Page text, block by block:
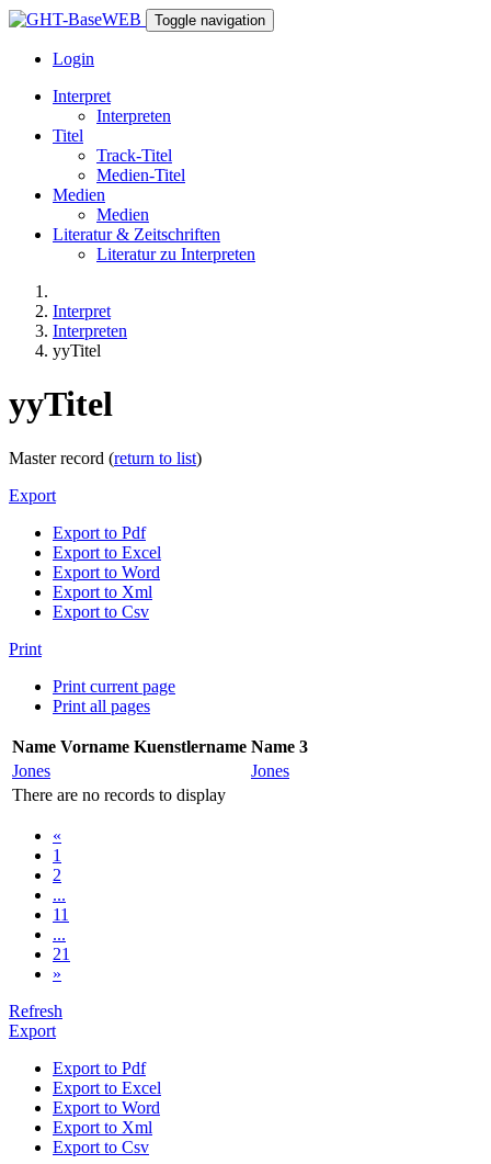
Toggle navigation
Login
Interpret
Interpreten
Titel
Track-Titel
Medien-Titel
Medien
Medien
Literatur & Zeitschriften
Literatur zu Interpreten
Interpret
Interpreten
yyTitel
yyTitel
Master record (return to list)
Export
Export to Pdf
Export to Excel
Export to Word
Export to Xml
Export to Csv
Print
Print current page
Print all pages
Name Vorname Kuenstlername Name 3
Jones
Jones
There are no records to display
«
1
2
...
11
...
21
»
Refresh
Export
Export to Pdf
Export to Excel
Export to Word
Export to Xml
Export to Csv